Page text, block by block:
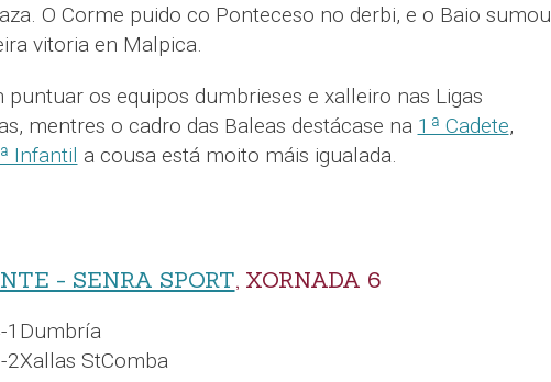
O Corme puido co Ponteceso no derbi, e o Baio sumou
vitoria en Malpica.
puntuar os equipos dumbrieses e xalleiro nas Ligas
mentres o cadro das Baleas destácase na 1ª Cadete,
Infantil a cousa está moito máis igualada.
- SENRA SPORT, XORNADA 6
1 Dumbría
2Xallas StComba